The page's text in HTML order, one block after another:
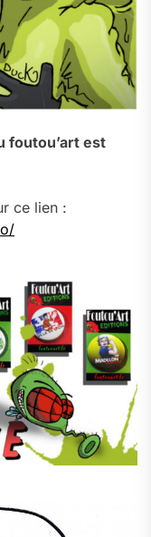
foutou’art est
ce lien :